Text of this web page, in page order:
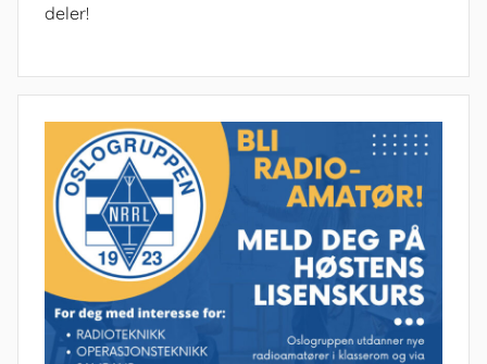
deler!